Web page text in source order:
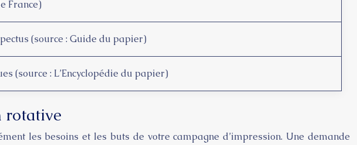
France)
(source : Guide du papier)
(source : L’Encyclopédie du papier)
rotative
les besoins et les buts de votre campagne d’impression. Une demande